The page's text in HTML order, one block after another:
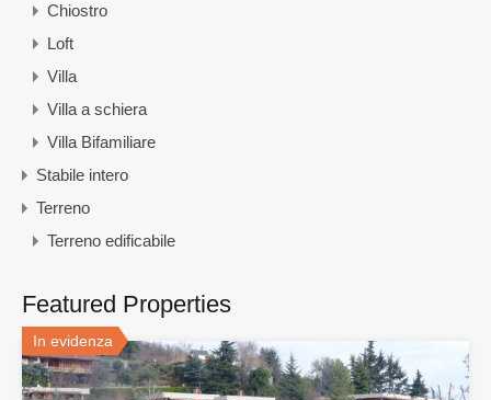
Chiostro
Loft
Villa
Villa a schiera
Villa Bifamiliare
Stabile intero
Terreno
Terreno edificabile
Featured Properties
In evidenza